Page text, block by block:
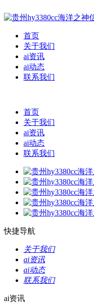
首页
关于我们
ai资讯
ai动态
联系我们
首页
关于我们
ai资讯
ai动态
联系我们
快捷导航
关于我们
ai资讯
ai动态
联系我们
ai资讯